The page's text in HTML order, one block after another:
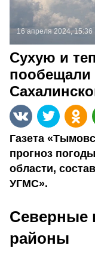
16 апреля 2024, 15:36
Сухую и
пообещали
Газета
прогноз
области,
УГМС».
Северные
районы